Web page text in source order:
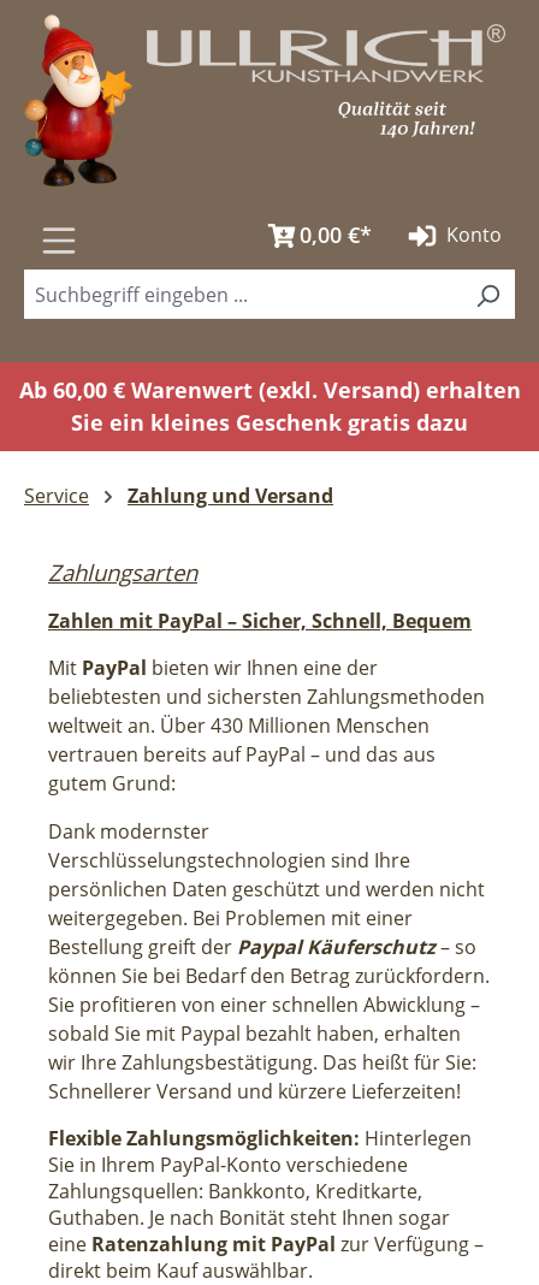
Zum Hauptinhalt springen
0,00 €* Konto
Ab 60,00 € Warenwert (exkl. Versand) erhalten
Sie ein kleines Geschenk gratis dazu
Service Zahlung und Versand
Zahlungsarten
Zahlen mit PayPal – Sicher, Schnell, Bequem
Mit PayPal bieten wir Ihnen eine der
beliebtesten und sichersten Zahlungsmethoden
weltweit an. Über 430 Millionen Menschen
vertrauen bereits auf PayPal – und das aus
gutem Grund:
Dank modernster
Verschlüsselungstechnologien sind Ihre
persönlichen Daten geschützt und werden nicht
weitergegeben. Bei Problemen mit einer
Bestellung greift der Paypal Käuferschutz– so
können Sie bei Bedarf den Betrag zurückfordern.
Sie profitieren von einer schnellen Abwicklung –
sobald Sie mit Paypal bezahlt haben, erhalten
wir Ihre Zahlungsbestätigung. Das heißt für Sie:
Schnellerer Versand und kürzere Lieferzeiten!
Flexible Zahlungsmöglichkeiten: Hinterlegen
Sie in Ihrem PayPal-Konto verschiedene
Zahlungsquellen: Bankkonto, Kreditkarte,
Guthaben. Je nach Bonität steht Ihnen sogar
eine Ratenzahlung mit PayPal zur Verfügung –
direkt beim Kauf auswählbar.